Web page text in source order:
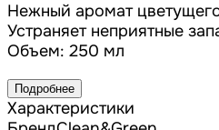
Нежный аромат
Устраняет неприятные
Объем: 250 мл
Подробнее
Характеристики